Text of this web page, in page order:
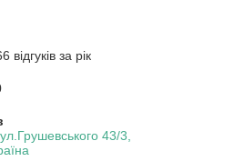
за рік
43/3,